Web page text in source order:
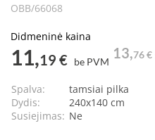
OBB/66068
Didmeninė kaina
11,19 € be PVM
13,76 €
Spalva:
tamsiai pilka
Dydis:
240x140 cm
Susiejimas: Ne